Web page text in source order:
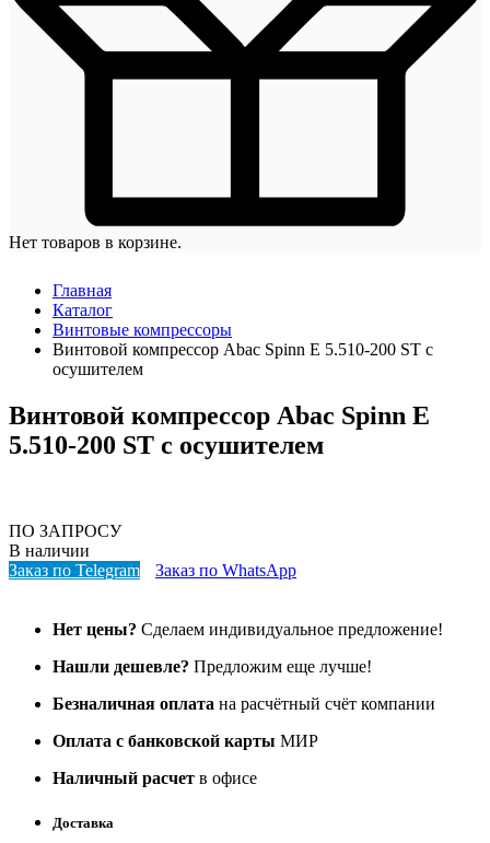
Нет товаров в корзине.
Главная
Каталог
Винтовые компрессоры
Винтовой компрессор Abac Spinn E 5.510-200 ST с
осушителем
Винтовой компрессор Abac Spinn E
5.510-200 ST с осушителем
ПО ЗАПРОСУ
В наличии
Заказ по Telegram
Заказ по WhatsApp
Нет цены? Сделаем индивидуальное предложение!
Нашли дешевле? Предложим еще лучше!
Безналичная оплата на расчётный счёт компании
Оплата с банковской карты МИР
Наличный расчет в офисе
Доставка